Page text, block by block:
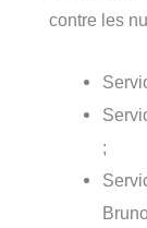
contre les
;